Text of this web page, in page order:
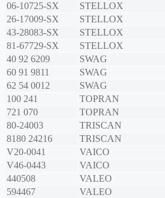
06-10725-SX
STELLOX
26-17009-SX
STELLOX
43-28083-SX
STELLOX
81-67729-SX
STELLOX
40 92 6209
SWAG
60 91 9811
SWAG
62 54 0012
SWAG
100 241
TOPRAN
721 070
TOPRAN
80-24003
TRISCAN
8180 24216
TRISCAN
V20-0041
VAICO
V46-0443
VAICO
440508
VALEO
594467
VALEO